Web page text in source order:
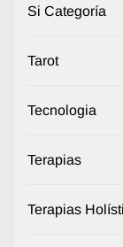
Si Categoría
Tarot
Tecnologia
Terapias
Terapias